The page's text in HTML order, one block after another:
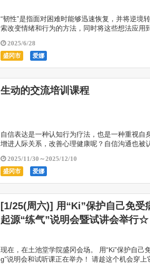
“韧性”是指面对困难时能够迅速恢复，并将逆境
索改变情绪和行为的方法，同时将这些想法应用
2025/6/28
盛冈市 爱娜
生动的交流培训课程
自信表达是一种认知行为疗法，也是一种重视
增进人际关系，改善心理健康呢？自信沟通也被
2025/11/30～2025/12/10
盛冈市 爱娜
[1/25(周六)] 用“Ki”保护自己免受
起源“练气”说明会暨试讲会举行☆
现在，在土池堂学院盛冈会场。 用“Ki”保护自己
g”说明会和试听课正在举办！ 请趁这个机会穿上